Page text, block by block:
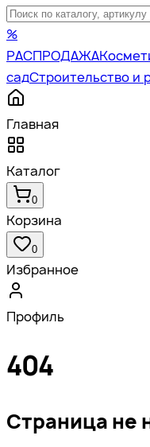
%
РАСПРОДАЖА
садСтроительство и
Главная
Каталог
0
Корзина
0
Избранное
Профиль
404
Страница не